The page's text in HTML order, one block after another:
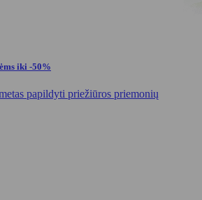
iki -50%
papildyti priežiūros priemonių